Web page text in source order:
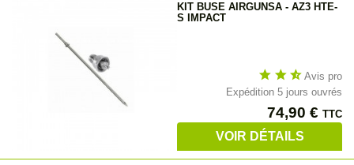
KIT BUSE AIRGUNSA - AZ3 HTE-
S IMPACT
star star star_half Avis pro
Expédition 5 jours ouvrés
Prix
74,90 € TTC
VOIR DÉTAILS